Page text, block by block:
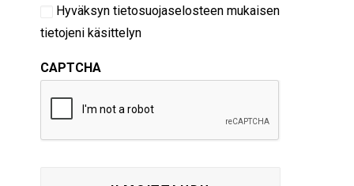
Hyväksyn tietosuojaselosteen mukaisen
tietojeni käsittelyn
CAPTCHA